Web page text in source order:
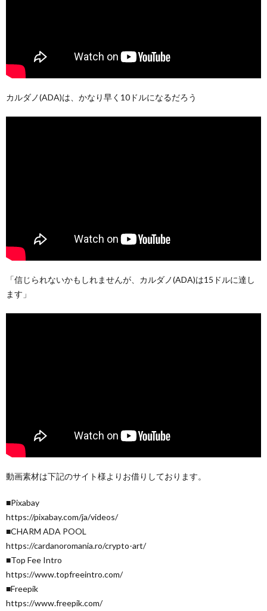
カルダノ(ADA)は、かなり早く10ドルになるだろう
「信じられないかもしれませんが、カルダノ(ADA)は15ドルに達し
ます」
動画素材は下記のサイト様よりお借りしております。
■Pixabay
https://pixabay.com/ja/videos/
■CHARM ADA POOL
https://cardanoromania.ro/crypto-art/
■Top Fee Intro
https://www.topfreeintro.com/
■Freepik
https://www.freepik.com/